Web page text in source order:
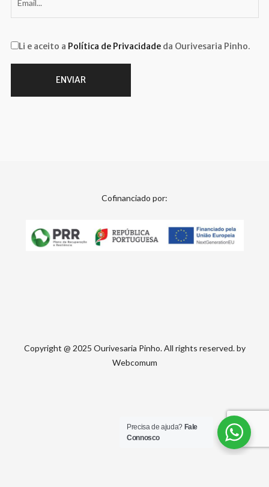
Li e aceito a Política de Privacidadeda Ourivesaria Pinho.
Cofinanciado por:
Copyright @ 2025 Ourivesaria Pinho. All rights reserved. by
Webcomum
Precisa de ajuda? Fale
Connosco